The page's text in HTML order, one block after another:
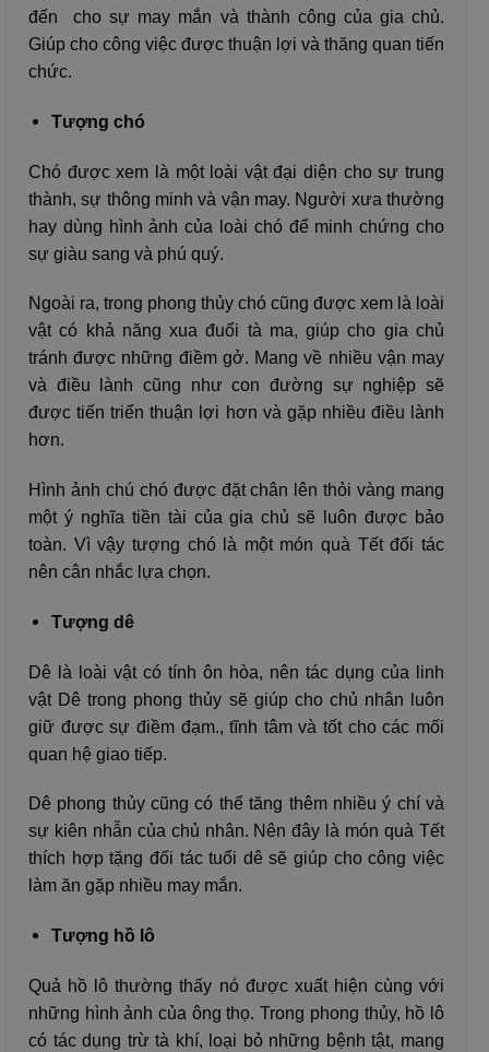
đến cho sự may mắn và thành công của gia chủ.
Giúp cho công việc được thuận lợi và thăng quan tiến
chức.
Tượng chó
Chó được xem là một loài vật đại diện cho sự trung
thành, sự thông minh và vận may. Người xưa thường
hay dùng hình ảnh của loài chó để minh chứng cho
sự giàu sang và phú quý.
Ngoài ra, trong phong thủy chó cũng được xem là loài
vật có khả năng xua đuổi tà ma, giúp cho gia chủ
tránh được những điềm gở. Mang về nhiều vận may
và điều lành cũng như con đường sự nghiệp sẽ
được tiến triển thuận lợi hơn và gặp nhiều điều lành
hơn.
Hình ảnh chú chó được đặt chân lên thỏi vàng mang
một ý nghĩa tiền tài của gia chủ sẽ luôn được bảo
toàn. Vì vậy tượng chó là một món quà Tết đối tác
nên cân nhắc lựa chọn.
Tượng dê
Dê là loài vật có tính ôn hòa, nên tác dụng của linh
vật Dê trong phong thủy sẽ giúp cho chủ nhân luôn
giữ được sự điềm đạm., tĩnh tâm và tốt cho các mối
quan hệ giao tiếp.
Dê phong thủy cũng có thể tăng thêm nhiều ý chí và
sự kiên nhẫn của chủ nhân. Nên đây là món quà Tết
thích hợp tặng đối tác tuổi dê sẽ giúp cho công việc
làm ăn gặp nhiều may mắn.
Tượng hồ lô
Quả hồ lô thường thấy nó được xuất hiện cùng với
những hình ảnh của ông thọ. Trong phong thủy, hồ lô
có tác dụng trừ tà khí, loại bỏ những bệnh tật, mang